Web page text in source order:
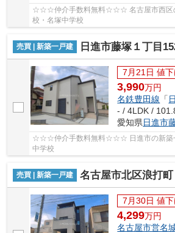
☆☆☆仲介手数料無料☆☆☆ 名古屋市西区
校・名塚中学校
売買 | 新築一戸建 日進市藤塚１丁目152【仲介手数
7月21日 値
3,990万円
名鉄豊田線 「
- / 4LDK /
愛知県日進市
☆☆☆仲介手数料無料☆☆☆ 日進市の新築
中学校
売買 | 新築一戸建 名古屋市北区浪打町１丁目37-4【仲介手
7月30日 値
4,299万円
名古屋市営名